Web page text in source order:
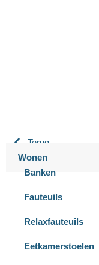
Terug
Wonen
Banken
Fauteuils
Relaxfauteuils
Eetkamerstoelen